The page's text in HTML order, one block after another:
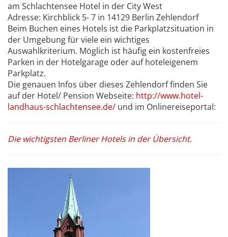
am Schlachtensee Hotel in der City West
Adresse: Kirchblick 5- 7 in 14129 Berlin Zehlendorf
Beim Buchen eines Hotels ist die Parkplatzsituation in
der Umgebung für viele ein wichtiges
Auswahlkriterium. Möglich ist häufig ein kostenfreies
Parken in der Hotelgarage oder auf hoteleigenem
Parkplatz.
Die genauen Infos über dieses Zehlendorf finden Sie
auf der Hotel/ Pension Webseite: http://www.hotel-
landhaus-schlachtensee.de/ und im Onlinereiseportal:
Die wichtigsten Berliner Hotels in der Übersicht.